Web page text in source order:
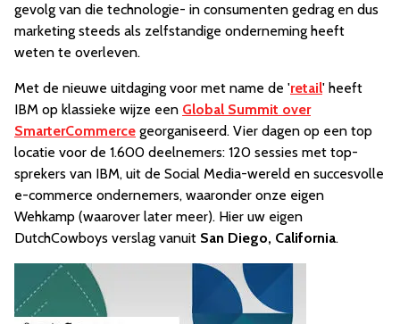
gevolg van die technologie- in consumenten gedrag en dus
marketing steeds als zelfstandige onderneming heeft
weten te overleven.
Met de nieuwe uitdaging voor met name de 'retail' heeft
IBM op klassieke wijze een Global Summit over
SmarterCommerce georganiseerd. Vier dagen op een top
locatie voor de 1.600 deelnemers: 120 sessies met top-
sprekers van IBM, uit de Social Media-wereld en succesvolle
e-commerce ondernemers, waaronder onze eigen
Wehkamp (waarover later meer). Hier uw eigen
DutchCowboys verslag vanuit San Diego, California.